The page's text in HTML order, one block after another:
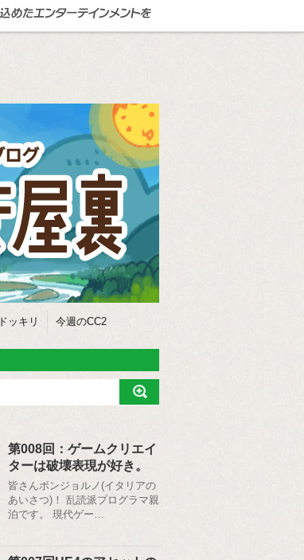
ドッキリ 今週のCC2
第008回：ゲームクリエイ
ターは破壊表現が好き。
皆さんボンジョルノ(イタリアの
あいさつ)！ 乱読派プログラマ親
泊です。 現代ゲー…